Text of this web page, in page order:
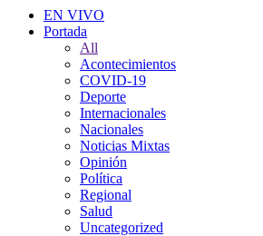
EN VIVO
Portada
All
Acontecimientos
COVID-19
Deporte
Internacionales
Nacionales
Noticias Mixtas
Opinión
Política
Regional
Salud
Uncategorized